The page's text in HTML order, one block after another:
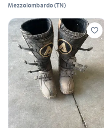
Mezzolombardo(TN)